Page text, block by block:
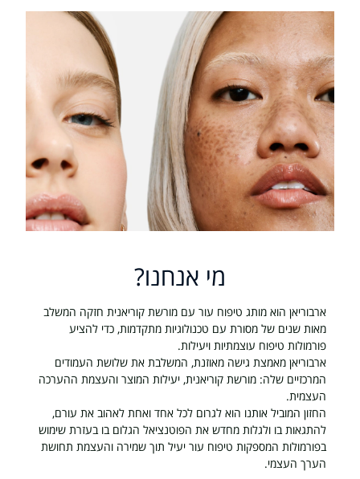
מי אנחנו?
ארבוריאן הוא מותג טיפוח עור עם מורשת קוריאנית חזקה המשלב
מאות שנים של מסורת עם טכנולוגיות מתקדמות, כדי להציע
פורמולות טיפוח עוצמתיות ויעילות.
ארבוריאן מאמצת גישה מאוזנת, המשלבת את שלושת העמודים
המרכזיים שלה: מורשת קוריאנית, יעילות המוצר והעצמת ההערכה
העצמית.
החזון המוביל אותנו הוא לגרום לכל אחד ואחת לאהוב את עורם,
להתגאות בו ולגלות מחדש את הפוטנציאל הגלום בו בעזרת שימוש
בפורמולות המספקות טיפוח עור יעיל תוך שמירה והעצמת תחושת
הערך העצמי.